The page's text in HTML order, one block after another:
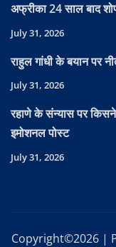
अफ्रीका 24 साल बाद
July 31, 2026
राहुल गांधी के बयान पर
July 31, 2026
रहाणे के संन्यास पर
इमोशनल पोस्ट
July 31, 2026
Copyright©2026 |